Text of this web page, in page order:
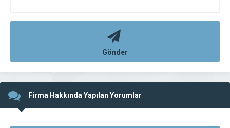
Gönder
Firma Hakkında Yapılan Yorumlar